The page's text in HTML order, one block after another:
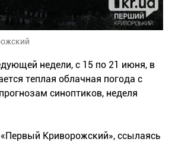
недели, с 15 по 21 июня, в
теплая облачная погода с
синоптиков, неделя
Криворожский», ссылаясь